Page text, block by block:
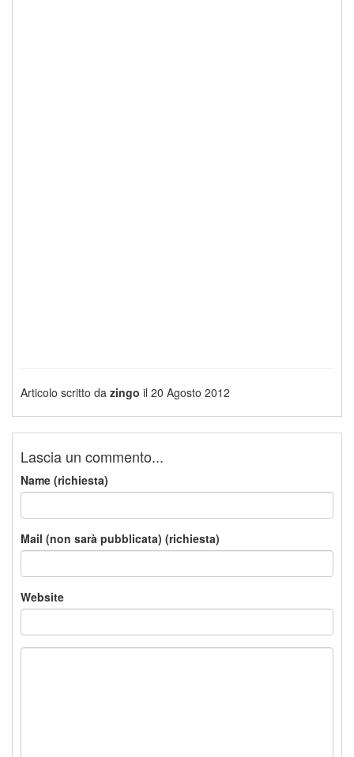
Articolo scritto da zingo il 20 Agosto 2012
Lascia un commento...
Name (richiesta)
Mail (non sarà pubblicata) (richiesta)
Website